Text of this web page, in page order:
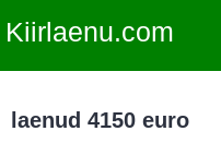
Kiirlaenu.com
laenud 4150 euro